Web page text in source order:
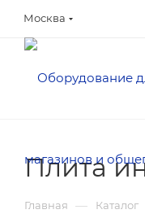
Москва
Плита
Главная — Каталог